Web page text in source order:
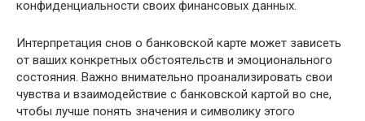
конфиденциальности своих финансовых данных.
Интерпретация снов о банковской карте может зависеть
от ваших конкретных обстоятельств и эмоционального
состояния. Важно внимательно проанализировать свои
чувства и взаимодействие с банковской картой во сне,
чтобы лучше понять значения и символику этого